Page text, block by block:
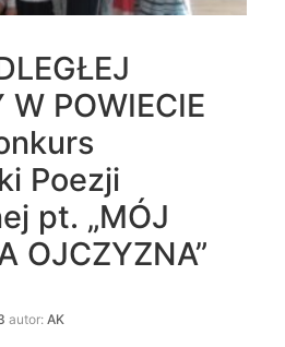
POWIECIE
Poezji
pt. „MÓJ
OJCZYZNA”
autor: AK